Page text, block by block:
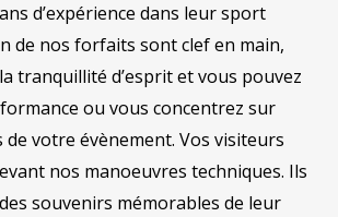
d’expérience dans leur sport
de nos forfaits sont clef en main,
tranquillité d’esprit et vous pouvez
ou vous concentrez sur
de votre évènement. Vos visiteurs
nos manoeuvres techniques. Ils
souvenirs mémorables de leur